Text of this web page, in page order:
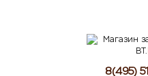
8(495)